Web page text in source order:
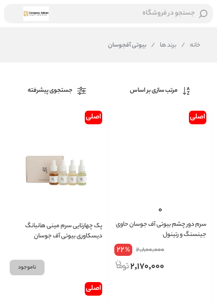
جستجو در فروشگاه
خانه / برند ها / بیوتی آفجوسان
مرتب سازی بر اساس جستجوی پیشرفته
اصلی
سرم دور چشم بیوتی آف جوسان حاوی
جینسنگ و رتینول
2,800,000
22%
2,170,000
اصلی
پک چهارتایی سرم مینی هانبانگ
دیسکاوری بیوتی آف جوسان
ناموجود
اصلی